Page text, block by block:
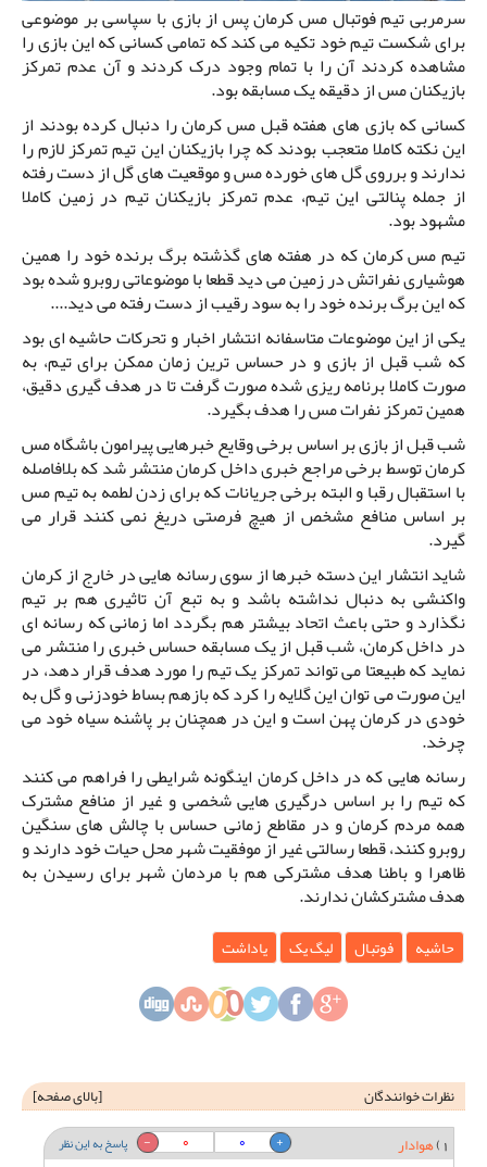
سرمربی تیم فوتبال مس کرمان پس از بازی با سپاسی بر موضوعی
برای شکست تیم خود تکیه می کند که تمامی کسانی که این بازی را
مشاهده کردند آن را با تمام وجود درک کردند و آن عدم تمرکز
بازیکنان مس از دقیقه یک مسابقه بود.
کسانی که بازی های هفته قبل مس کرمان را دنبال کرده بودند از
این نکته کاملا متعجب بودند که چرا بازیکنان این تیم تمرکز لازم را
ندارند و برروی گل های خورده مس و موقعیت های گل از دست رفته
از جمله پنالتی این تیم، عدم تمرکز بازیکنان تیم‌ در زمین کاملا
مشهود بود.
تیم مس کرمان که در هفته های گذشته برگ برنده خود را همین
هوشیاری نفراتش در زمین می دید قطعا با موضوعاتی روبرو شده بود
که این برگ برنده خود را به سود رقیب از دست رفته می دید.‌‌...
یکی از این موضوعات متاسفانه انتشار اخبار و تحرکات حاشیه ای بود
که شب قبل از بازی و در حساس ترین زمان ممکن برای تیم، به
صورت کاملا برنامه ریزی شده صورت گرفت تا در هدف گیری دقیق،
همین تمرکز نفرات مس را هدف بگیرد.
شب قبل از بازی بر اساس برخی وقایع خبرهایی پیرامون باشگاه مس
کرمان توسط برخی مراجع خبری داخل کرمان منتشر شد که بلافاصله
با استقبال رقبا و البته برخی جریانات که برای زدن لطمه به تیم مس
بر اساس منافع مشخص از هیچ فرصتی دریغ نمی کنند قرار می
گیرد.
شاید انتشار این دسته خبرها از سوی رسانه هایی در خارج از کرمان
واکنشی به دنبال نداشته باشد و به تبع آن تاثیری هم بر تیم
نگذارد و حتی باعث اتحاد بیشتر هم بگردد اما زمانی که رسانه ای
در داخل کرمان، شب قبل از یک مسابقه حساس خبری را منتشر می
نماید که طبیعتا می تواند تمرکز یک تیم را مورد هدف قرار دهد، در
این صورت می توان این گلایه را کرد که بازهم بساط خودزنی و گل به
خودی در کرمان پهن است و این در همچنان بر پاشنه سیاه خود می
چرخد.
رسانه هایی که در داخل کرمان اینگونه شرایطی را فراهم می کنند
که تیم را بر اساس درگیری هایی شخصی و غیر از منافع مشترک
همه مردم کرمان و در مقاطع زمانی حساس با چالش های سنگین
روبرو کنند، قطعا رسالتی غیر از موفقیت شهر محل حیات خود دارند و
ظاهرا و باطنا هدف مشترکی هم با مردمان شهر برای رسیدن به
هدف مشترکشان ندارند.
حاشیه فوتبال لیگ یک یاداشت
نظرات خوانندگان [بالای صفحه]
1) هوادار پاسخ به این نظر 0 0